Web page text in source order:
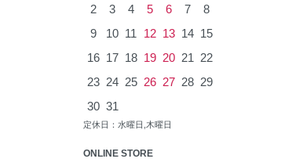
2
3 4 5 6 7
8
9
10 11 12 13 14 15
16 17 18 19 20 21
22
23 24 25 26 27 28 29
30 31
定休日：水曜日,木曜日
ONLINE STORE